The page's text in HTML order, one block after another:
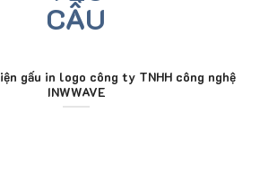
gấu in logo công ty TNHH công nghệ
INWWAVE